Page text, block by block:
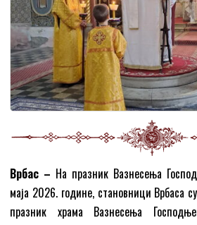
Врбас – На празник Вазнесења
маја 2026. године, становници Врбаса
празник храма Вазнесења